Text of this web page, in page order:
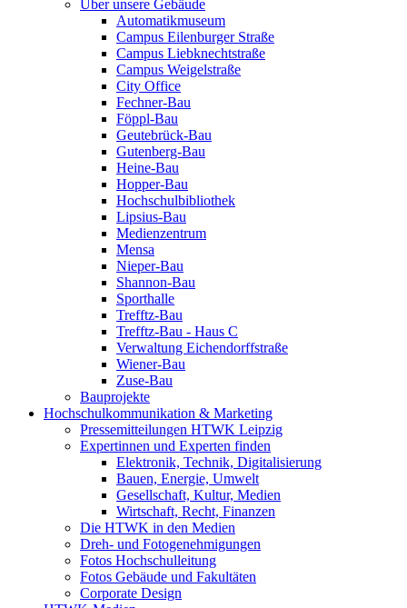
Über unsere Gebäude
Automatikmuseum
Campus Eilenburger Straße
Campus Liebknechtstraße
Campus Weigelstraße
City Office
Fechner-Bau
Föppl-Bau
Geutebrück-Bau
Gutenberg-Bau
Heine-Bau
Hopper-Bau
Hochschulbibliothek
Lipsius-Bau
Medienzentrum
Mensa
Nieper-Bau
Shannon-Bau
Sporthalle
Trefftz-Bau
Trefftz-Bau - Haus C
Verwaltung Eichendorffstraße
Wiener-Bau
Zuse-Bau
Bauprojekte
Hochschulkommunikation & Marketing
Pressemitteilungen HTWK Leipzig
Expertinnen und Experten finden
Elektronik, Technik, Digitalisierung
Bauen, Energie, Umwelt
Gesellschaft, Kultur, Medien
Wirtschaft, Recht, Finanzen
Die HTWK in den Medien
Dreh- und Fotogenehmigungen
Fotos Hochschulleitung
Fotos Gebäude und Fakultäten
Corporate Design